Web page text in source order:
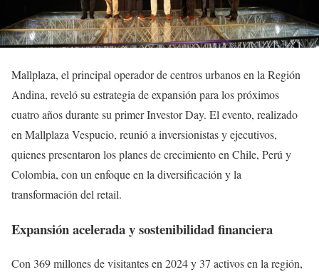
Mallplaza, el principal operador de centros urbanos en la Región
Andina, reveló su estrategia de expansión para los próximos
cuatro años durante su primer Investor Day. El evento, realizado
en Mallplaza Vespucio, reunió a inversionistas y ejecutivos,
quienes presentaron los planes de crecimiento en Chile, Perú y
Colombia, con un enfoque en la diversificación y la
transformación del retail.
Expansión acelerada y sostenibilidad financiera
Con 369 millones de visitantes en 2024 y 37 activos en la región,